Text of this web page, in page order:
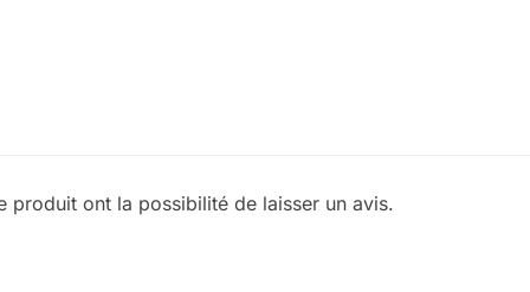
produit ont la possibilité de laisser un avis.